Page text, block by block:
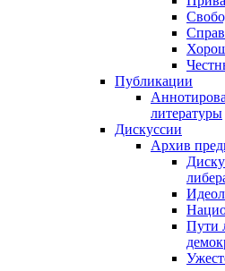
Публикации
литературы
Дискуссии
Архив
Пути